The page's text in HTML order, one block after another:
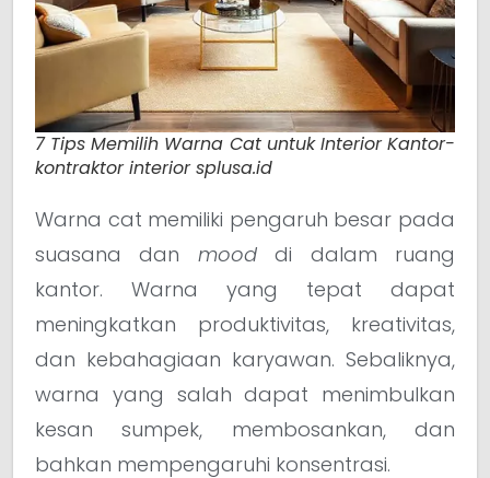
7 Tips Memilih Warna Cat untuk Interior Kantor-
kontraktor interior splusa.id
Warna cat memiliki pengaruh besar pada
suasana dan mooddi dalam ruang
kantor. Warna yang tepat dapat
meningkatkan produktivitas, kreativitas,
dan kebahagiaan karyawan. Sebaliknya,
warna yang salah dapat menimbulkan
kesan sumpek, membosankan, dan
bahkan mempengaruhi konsentrasi.